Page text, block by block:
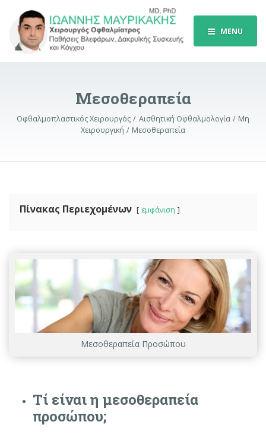
MENU
Μεσοθεραπεία
Οφθαλμοπλαστικός Χειρουργός Αισθητική Οφθαλμολογία
Μη
Χειρουργική
Μεσοθεραπεία
Πίνακας Περιεχομένων εμφάνιση
Μεσοθεραπεία Προσώπου
Τί είναι η μεσοθεραπεία
προσώπου;